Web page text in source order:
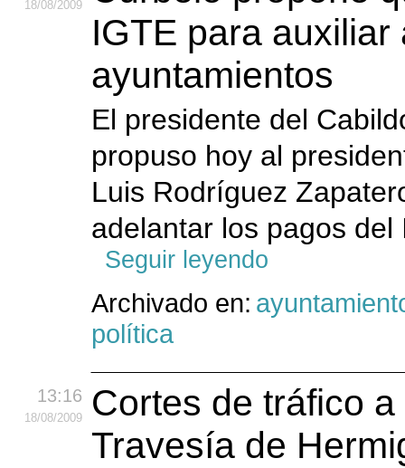
18/08/2009
IGTE para
ayuntamientos
El presidente del
propuso hoy al
Luis Rodríguez
adelantar los pagos
Seguir leyendo
Archivado en:
política
13:16
18/08/2009
Cortes de tráfico
Travesía de